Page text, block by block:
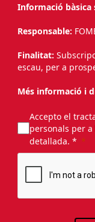
Informació bàsica
Responsable:
Finalitat:
escau, per a
Més informació i
Accepto el
personals per
detallada. *